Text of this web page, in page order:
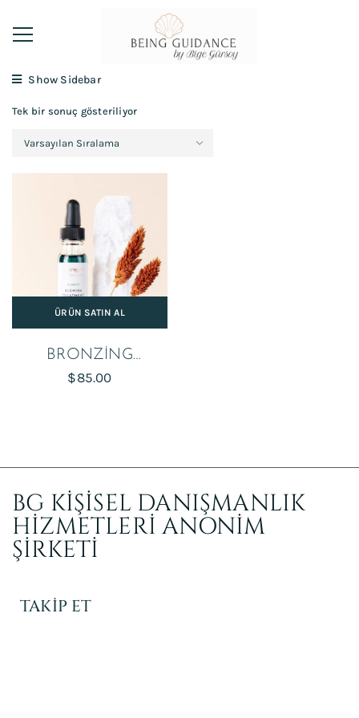
Show Sidebar
Tek bir sonuç gösteriliyor
ÜRÜN SATIN AL
BRONZING
POWDER
$85.00
BG KİŞİSEL DANIŞMANLIK
HİZMETLERİ ANONİM
ŞİRKETİ
TAKİP ET